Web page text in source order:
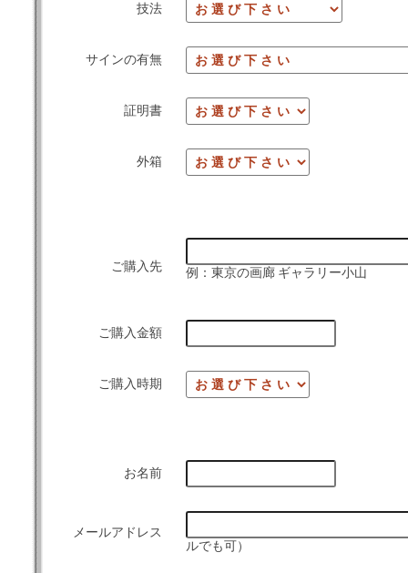
技法
サインの有無
証明書
外箱
ご購入先 例：東京の画廊 ギャラリー小山
ご購入金額
ご購入時期
お名前
メールアドレス
ルでも可）